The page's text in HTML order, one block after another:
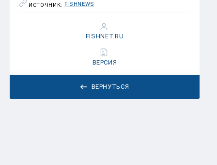
ИСТОЧНИК: FISHNEWS
ВЕРНУТЬСЯ
FISHNET.RU
ВЕРСИЯ